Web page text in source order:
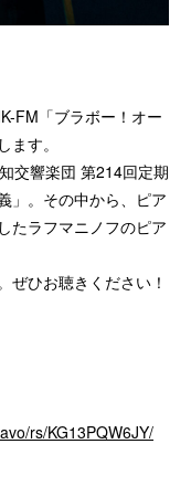
FM「ブラボー！オー
す。
交響楽団 第214回定期
」。その中から、ピア
たラフマニノフのピア
ぜひお聴きください！
rs/KG13PQW6JY/